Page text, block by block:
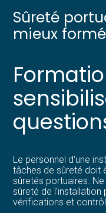
Sûreté
mieux formé
Le personnel d’une
tâches de sûreté doit
sûretés portuaires.
sûreté de
vérifications et